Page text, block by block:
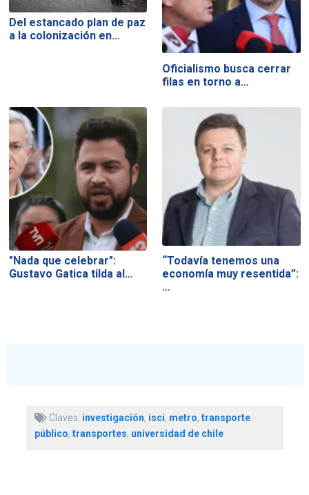
Del estancado plan de paz
a la colonización en…
Oficialismo busca cerrar
filas en torno a…
"Nada que celebrar":
Gustavo Gatica tilda al…
“Todavía tenemos una
economía muy resentida”:
…
Claves: investigación, isci, metro, transporte
público, transportes, universidad de chile